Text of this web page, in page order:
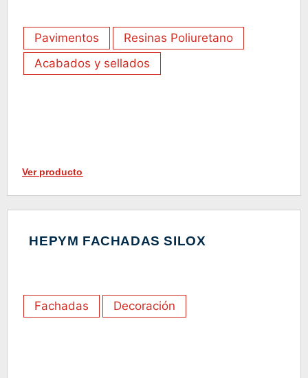
Pavimentos
Resinas Poliuretano
Acabados y sellados
Ver producto
HEPYM FACHADAS SILOX
Fachadas Decoración